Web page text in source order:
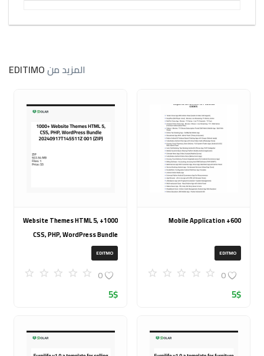
المزيد منEDITIMO
600+ Mobile Application
EDITMO
0
5$
1000+ Website Themes HTML 5,
CSS, PHP, WordPress Bundle
20240917T145511Z 001 (ZIP)
EDITMO
0
5$